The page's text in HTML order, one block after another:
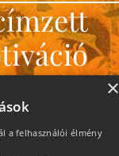
le!
×
a felhasználói élmény